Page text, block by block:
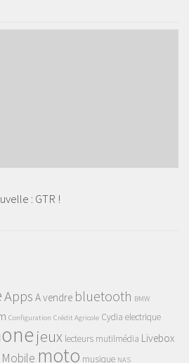
: GTR !
Apps A vendre bluetooth BMW
Configuration Crédit Agricole Cydia electrique
jeux lecteurs mutilmédia Livebox
Mobile moto musique NAS